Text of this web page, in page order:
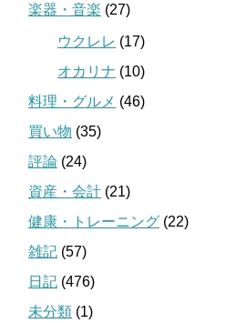
楽器・音楽 (27)
ウクレレ (17)
オカリナ (10)
料理・グルメ (46)
買い物 (35)
評論 (24)
資産・会計 (21)
健康・トレーニング (22)
雑記 (57)
日記 (476)
未分類 (1)